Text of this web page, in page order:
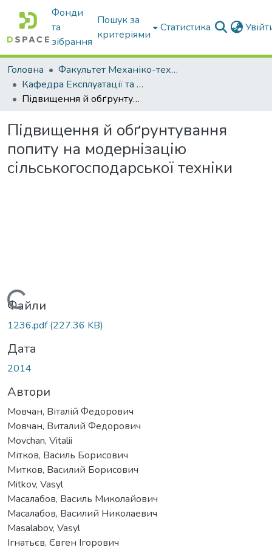
Фонди
та
зібрання
Пошук за
критеріями
Статистика
Головна
Факультет Механіко-технологічний
Кафедра Експлуатації та технічного сервісу машин
Підвищення й обґрунтування попиту на модернізацію сільськогосподарської техніки
Підвищення й обґрунтування
попиту на модернізацію
сільськогосподарської техніки
Вантажиться...
Файли
1236.pdf(227.36 KB)
Дата
2014
Автори
Мовчан, Віталій Федорович
Мовчан, Виталий Федорович
Movchan, Vitalii
Мітков, Василь Борисович
Митков, Василий Борисович
Mitkov, Vasyl
Масалабов, Василь Миколайович
Масалабов, Василий Николаевич
Masalabov, Vasyl
Ігнатьєв, Євген Ігорович